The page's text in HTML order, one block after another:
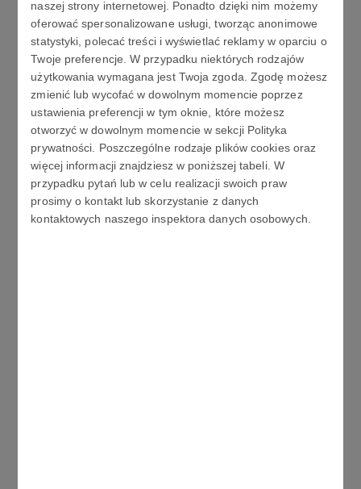
naszej strony internetowej. Ponadto dzięki nim możemy
oferować spersonalizowane usługi, tworząc anonimowe
statystyki, polecać treści i wyświetlać reklamy w oparciu o
Twoje preferencje. W przypadku niektórych rodzajów
użytkowania wymagana jest Twoja zgoda. Zgodę możesz
zmienić lub wycofać w dowolnym momencie poprzez
ustawienia preferencji w tym oknie, które możesz
otworzyć w dowolnym momencie w sekcji Polityka
prywatności. Poszczególne rodzaje plików cookies oraz
więcej informacji znajdziesz w poniższej tabeli. W
przypadku pytań lub w celu realizacji swoich praw
prosimy o kontakt lub skorzystanie z danych
kontaktowych naszego inspektora danych osobowych.
Środowisko pracy – czynniki chemiczne, karty
charakterystyk, magazynowanie, czynniki
mechaniczne, pyły przemysłowe
Środowisko pracy – czynniki biologiczne i
rakotwórcze
Środowisko pracy – czynniki chemiczne, ocena
zagrożenia, ocena ryzyka, ratownictwo chemiczne
Środowisko pracy – pola elektromagnetyczne,
promieniowanie laserowe i jonizujące